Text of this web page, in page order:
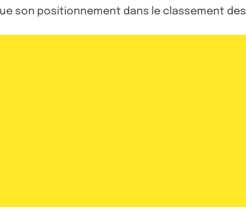
son positionnement dans le classement des